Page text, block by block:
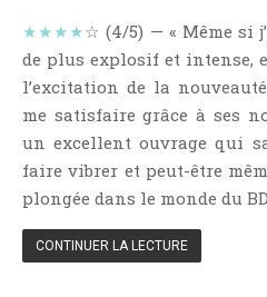
Fait Divers
Fantastique
Feel Good
Fraternité
Histoire De Vie
Historique
Horreur
★★★★☆ (4/5) — « Même si
de plus explosif et intense,
l’excitation de la nouveauté,
me satisfaire grâce à ses
un excellent ouvrage qui
faire vibrer et peut-être
plongée dans le monde du
CONTINUER LA LECTURE